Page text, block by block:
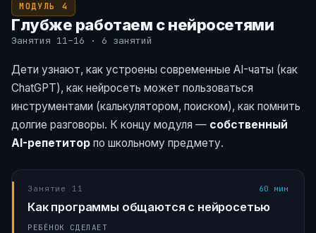
МОДУЛЬ 4
Глубже работаем с нейросетями
Занятия 11–16 · 6 занятий
Дети узнают, как устроены современные AI-чаты (как
ChatGPT), как нейросеть может пользоваться
инструментами (калькулятором, поиском), как помнить
долгие разговоры. К концу модуля — собственный
AI-репетитор по школьному предмету.
Занятие 11 60 мин
Как программы общаются с нейросетью
РЕБЁНОК СДЕЛАЕТ